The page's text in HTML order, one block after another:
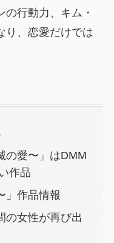
行動力、キム・
り、恋愛だけでは
の愛〜」はDMM
作品
」作品情報
の女性が再び出